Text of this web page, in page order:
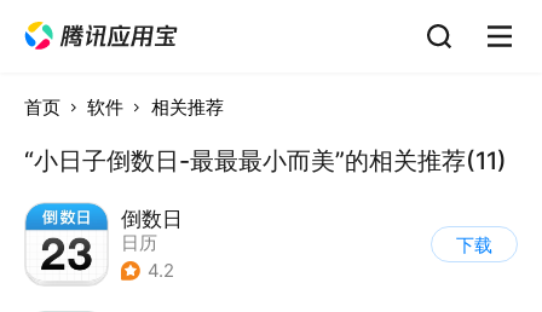
首页 软件 相关推荐
“小日子倒数日-最最最小而美”的相关推荐(11)
倒数日
日历
4.2
下载